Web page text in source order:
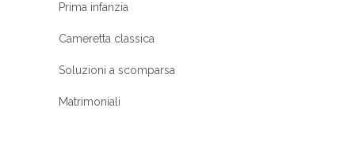
Prima infanzia
Cameretta classica
Soluzioni a scomparsa
Matrimoniali